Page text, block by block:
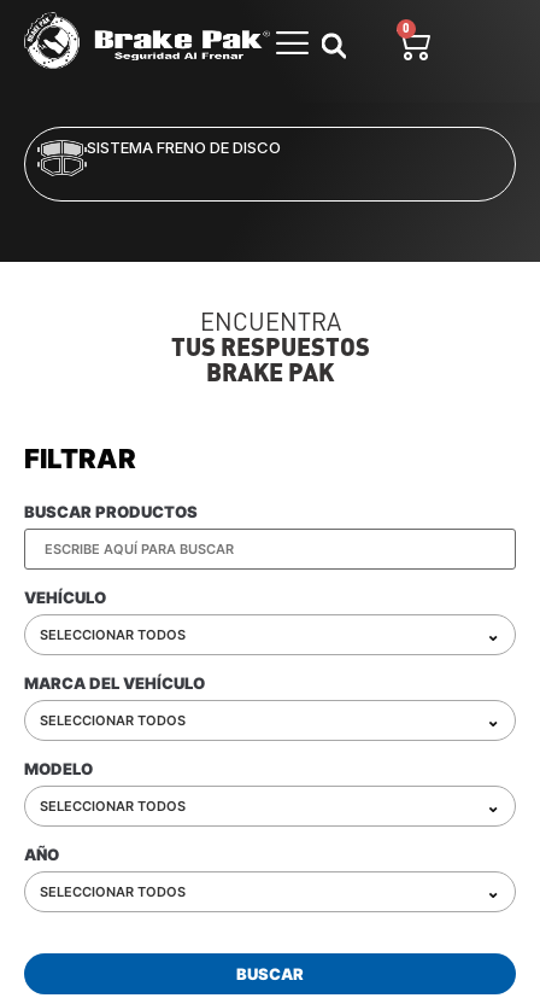
0
SISTEMA FRENO DE DISCO
ENCUENTRA
TUS RESPUESTOS
BRAKE PAK
FILTRAR
BUSCAR PRODUCTOS
VEHÍCULO
SELECCIONAR TODOS ⌄
MARCA DEL VEHÍCULO
SELECCIONAR TODOS ⌄
MODELO
SELECCIONAR TODOS ⌄
AÑO
SELECCIONAR TODOS ⌄
BUSCAR